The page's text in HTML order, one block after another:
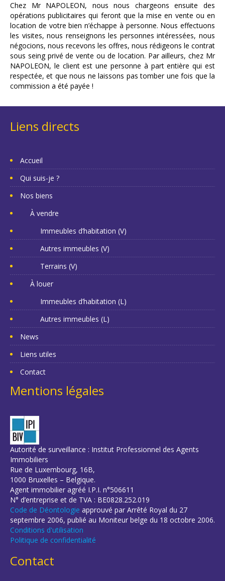
Chez Mr NAPOLEON, nous nous chargeons ensuite des
opérations publicitaires qui feront que la mise en vente ou en
location de votre bien n’échappe à personne. Nous effectuons
les visites, nous renseignons les personnes intéressées, nous
négocions, nous recevons les offres, nous rédigeons le contrat
sous seing privé de vente ou de location. Par ailleurs, chez Mr
NAPOLEON, le client est une personne à part entière qui est
respectée, et que nous ne laissons pas tomber une fois que la
commission a été payée !
Liens directs
Accueil
Qui suis-je ?
Nos biens
À vendre
Immeubles d’habitation (V)
Autres immeubles (V)
Terrains (V)
À louer
Immeubles d’habitation (L)
Autres immeubles (L)
News
Liens utiles
Contact
Mentions légales
Autorité de surveillance : Institut Professionnel des Agents
Immobiliers
Rue de Luxembourg, 16B,
1000 Bruxelles – Belgique.
Agent immobilier agréé I.P.I. n°506611
N° d’entreprise et de TVA : BE0828.252.019
Code de Déontologie approuvé par Arrêté Royal du 27
septembre 2006, publié au Moniteur belge du 18 octobre 2006.
Conditions d'utilisation
Politique de confidentialité
Contact